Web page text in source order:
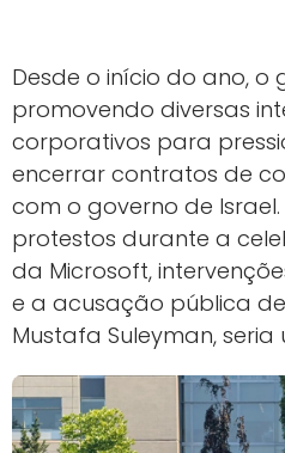
Desde o início do ano, o
promovendo diversas
corporativos para
encerrar contratos de
com o governo de
protestos durante a
da Microsoft,
e a acusação pública de
Mustafa Suleyman, seria